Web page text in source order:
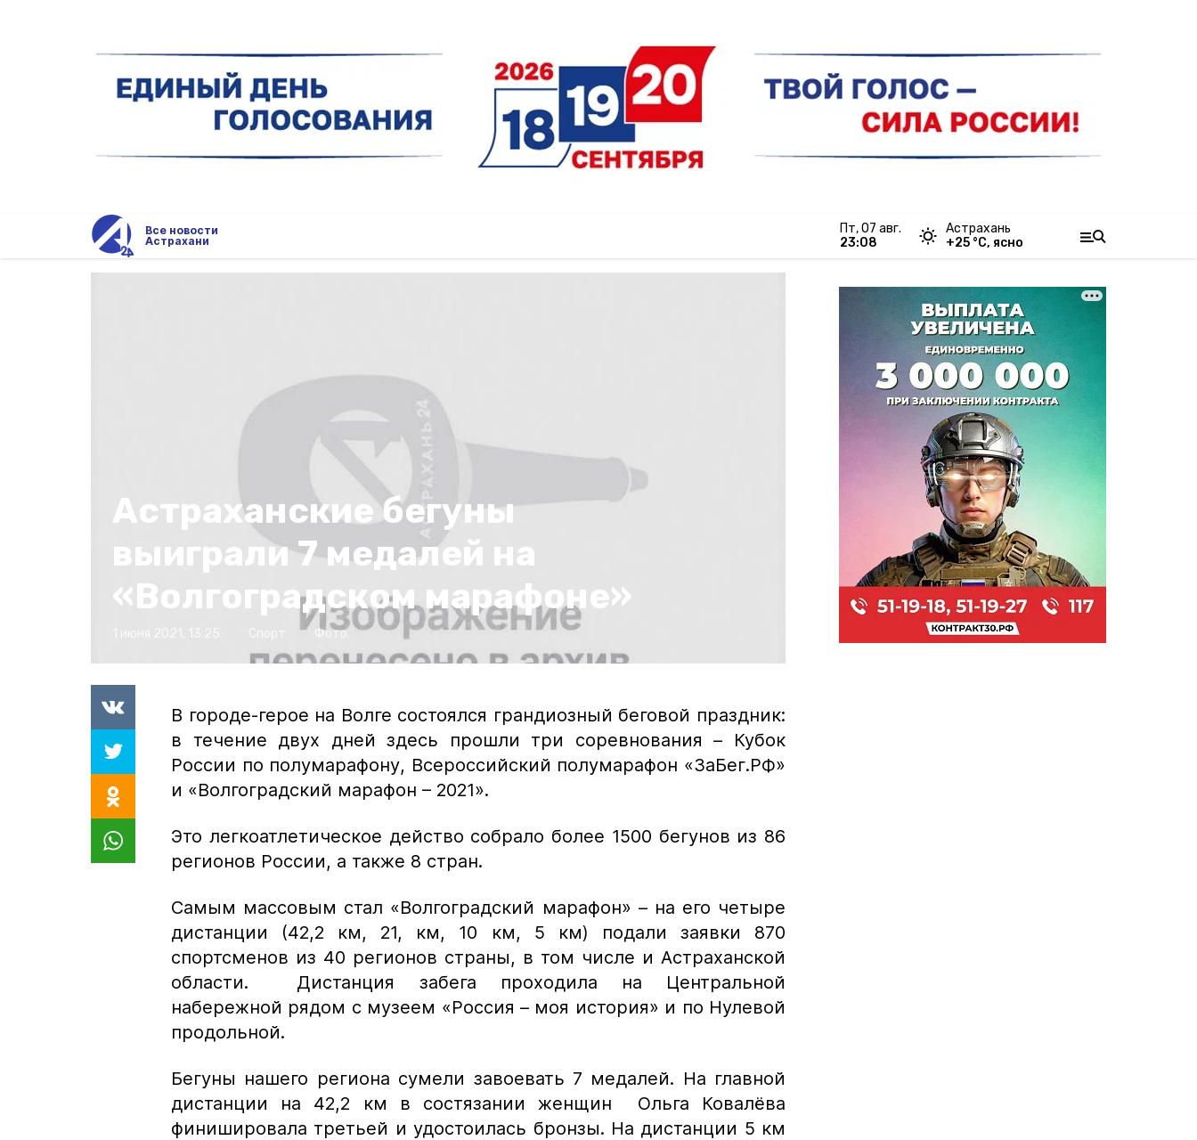
Все новости
Астрахани
пт, 07 авг.
23:08
Астрахань
+25 °С, ясно
Астраханские бегуны
выиграли 7 медалей на
«Волгоградском марафоне»
Фото:
В городе-герое на Волге состоялся грандиозный беговой праздник:
в течение двух дней здесь прошли три соревнования – Кубок
России по полумарафону, Всероссийский полумарафон «ЗаБег.РФ»
и «Волгоградский марафон – 2021».
Это легкоатлетическое действо собрало более 1500 бегунов из 86
регионов России, а также 8 стран.
Самым массовым стал «Волгоградский марафон» – на его четыре
дистанции (42,2 км, 21, км, 10 км, 5 км) подали заявки 870
спортсменов из 40 регионов страны, в том числе и Астраханской
области. Дистанция забега проходила на Центральной
набережной рядом с музеем «Россия – моя история» и по Нулевой
продольной.
Бегуны нашего региона сумели завоевать 7 медалей. На главной
дистанции на 42,2 км в состязании женщин Ольга Ковалёва
финишировала третьей и удостоилась бронзы. На дистанции 5 км